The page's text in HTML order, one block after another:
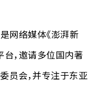
网络媒体《澎湃新
台，邀请多位国内著
员会，并专注于东亚